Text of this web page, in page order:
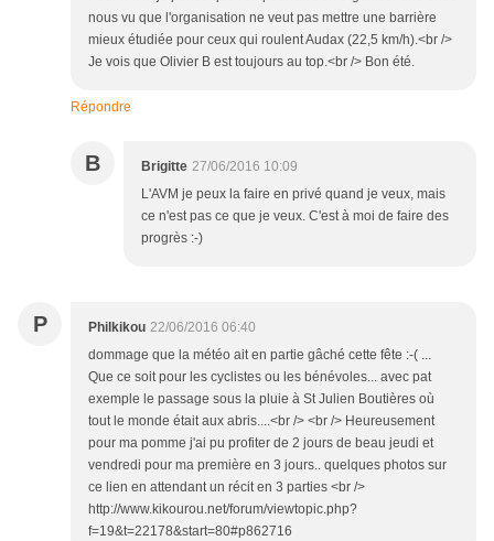
nous vu que l'organisation ne veut pas mettre une barrière
mieux étudiée pour ceux qui roulent Audax (22,5 km/h).<br />
Je vois que Olivier B est toujours au top.<br /> Bon été.
Répondre
B Brigitte 27/06/2016 10:09
L'AVM je peux la faire en privé quand je veux, mais
ce n'est pas ce que je veux. C'est à moi de faire des
progrès :-)
P Philkikou 22/06/2016 06:40
dommage que la météo ait en partie gâché cette fête :-( ...
Que ce soit pour les cyclistes ou les bénévoles... avec pat
exemple le passage sous la pluie à St Julien Boutières où
tout le monde était aux abris....<br /> <br /> Heureusement
pour ma pomme j'ai pu profiter de 2 jours de beau jeudi et
vendredi pour ma première en 3 jours.. quelques photos sur
ce lien en attendant un récit en 3 parties <br />
http://www.kikourou.net/forum/viewtopic.php?
f=19&t=22178&start=80#p862716